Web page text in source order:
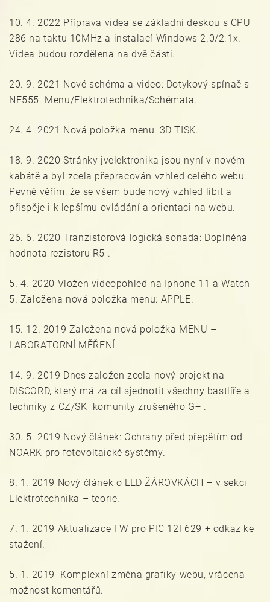
10. 4. 2022 Příprava videa se základní deskou s CPU
286 na taktu 10MHz a instalací Windows 2.0/2.1x.
Videa budou rozdělena na dvě části.
20. 9. 2021 Nové schéma a video: Dotykový spínač s
NE555. Menu/Elektrotechnika/Schémata.
24. 4. 2021 Nová položka menu: 3D TISK.
18. 9. 2020 Stránky jvelektronika jsou nyní v novém
kabátě a byl zcela přepracován vzhled celého webu.
Pevně věřím, že se všem bude nový vzhled líbit a
přispěje i k lepšímu ovládání a orientaci na webu.
26. 6. 2020 Tranzistorová logická sonada: Doplněna
hodnota rezistoru R5 .
5. 4. 2020 Vložen videopohled na Iphone 11 a Watch
5. Založena nová položka menu: APPLE.
15. 12. 2019 Založena nová položka MENU –
LABORATORNÍ MĚŘENÍ.
14. 9. 2019 Dnes založen zcela nový projekt na
DISCORD, který má za cíl sjednotit všechny bastlíře a
techniky z CZ/SK komunity zrušeného G+ .
30. 5. 2019 Nový článek: Ochrany před přepětím od
NOARK pro fotovoltaické systémy.
8. 1. 2019 Nový článek o LED ŽÁROVKÁCH – v sekci
Elektrotechnika – teorie.
7. 1. 2019 Aktualizace FW pro PIC 12F629 + odkaz ke
stažení.
5. 1. 2019 Komplexní změna grafiky webu, vrácena
možnost komentářů.